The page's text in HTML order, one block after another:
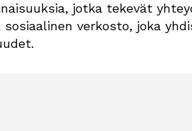
jotka tekevät
verkosto, joka